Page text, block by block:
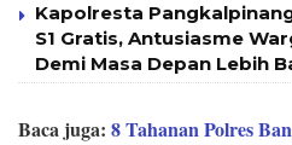
Kapolresta
S1 Gratis, Antusiasme
Demi Masa Depan Lebih
Baca juga: 8 Tahanan Polres